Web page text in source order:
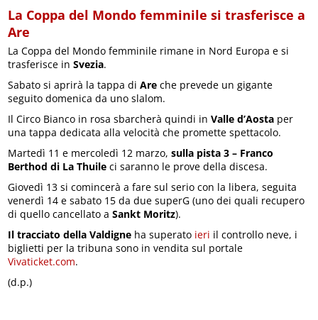
La Coppa del Mondo femminile si trasferisce a
Are
La Coppa del Mondo femminile rimane in Nord Europa e si
trasferisce inSvezia.
Sabato si aprirà la tappa diAre che prevede un gigante
seguito domenica da uno slalom.
Il Circo Bianco in rosa sbarcherà quindi inValle d’Aosta per
una tappa dedicata alla velocità che promette spettacolo.
Martedì 11 e mercoledì 12 marzo,sulla pista 3 – Franco
Berthod di La Thuile ci saranno le prove della discesa.
Giovedì 13 si comincerà a fare sul serio con la libera, seguita
venerdì 14 e sabato 15 da due superG (uno dei quali recupero
di quello cancellato aSankt Moritz).
Il tracciato della Valdigne ha superato ieri il controllo neve, i
biglietti per la tribuna sono in vendita sul portale
Vivaticket.com.
(d.p.)